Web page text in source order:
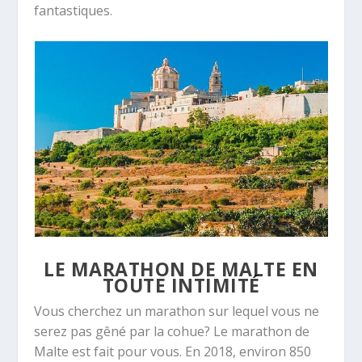
fantastiques.
LE MARATHON DE MALTE EN
TOUTE INTIMITÉ
Vous cherchez un marathon sur lequel vous ne
serez pas gêné par la cohue? Le marathon de
Malte est fait pour vous. En 2018, environ 850